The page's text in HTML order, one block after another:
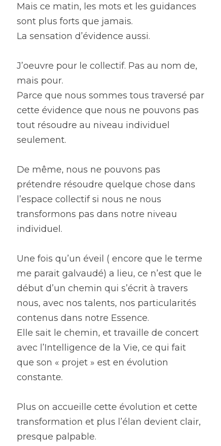
Mais ce matin, les mots et les guidances
sont plus forts que jamais.
La sensation d’évidence aussi.
J’oeuvre pour le collectif. Pas au nom de,
mais pour.
Parce que nous sommes tous traversé par
cette évidence que nous ne pouvons pas
tout résoudre au niveau individuel
seulement.
De même, nous ne pouvons pas
prétendre résoudre quelque chose dans
l’espace collectif si nous ne nous
transformons pas dans notre niveau
individuel.
Une fois qu’un éveil ( encore que le terme
me parait galvaudé) a lieu, ce n’est que le
début d’un chemin qui s’écrit à travers
nous, avec nos talents, nos particularités
contenus dans notre Essence.
Elle sait le chemin, et travaille de concert
avec l’Intelligence de la Vie, ce qui fait
que son « projet » est en évolution
constante.
Plus on accueille cette évolution et cette
transformation et plus l’élan devient clair,
presque palpable.